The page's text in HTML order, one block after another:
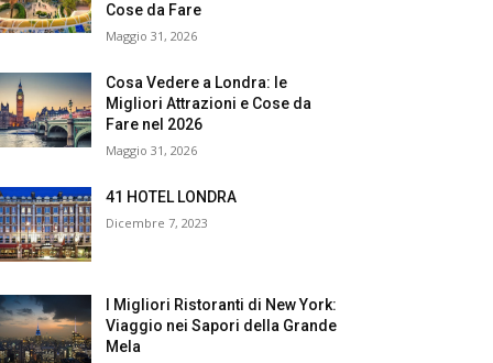
Cose da Fare
Maggio 31, 2026
Cosa Vedere a Londra: le
Migliori Attrazioni e Cose da
Fare nel 2026
Maggio 31, 2026
41 HOTEL LONDRA
Dicembre 7, 2023
I Migliori Ristoranti di New York:
Viaggio nei Sapori della Grande
Mela